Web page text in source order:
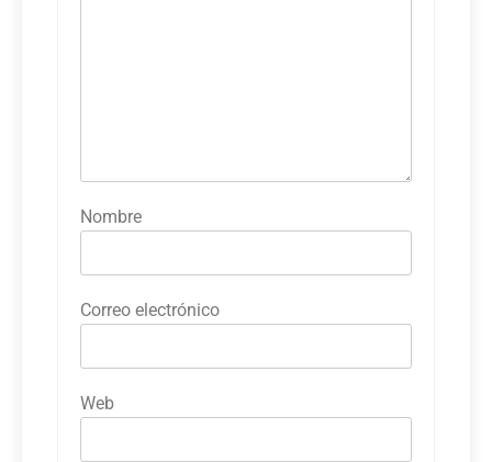
Nombre
Correo electrónico
Web